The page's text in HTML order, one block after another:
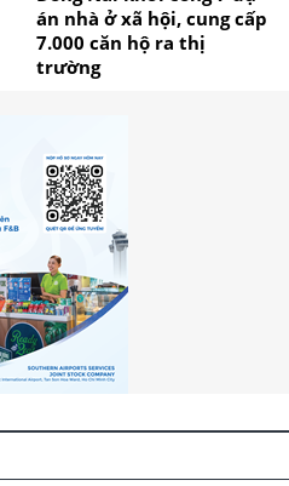
án nhà ở xã hội, cung cấp
7.000 căn hộ ra thị
trường